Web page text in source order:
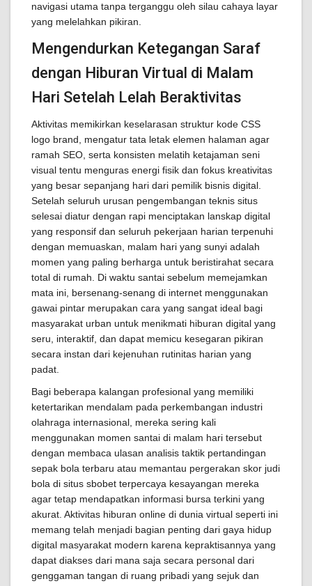
navigasi utama tanpa terganggu oleh silau cahaya layar
yang melelahkan pikiran.
Mengendurkan Ketegangan Saraf
dengan Hiburan Virtual di Malam
Hari Setelah Lelah Beraktivitas
Aktivitas memikirkan keselarasan struktur kode CSS
logo brand, mengatur tata letak elemen halaman agar
ramah SEO, serta konsisten melatih ketajaman seni
visual tentu menguras energi fisik dan fokus kreativitas
yang besar sepanjang hari dari pemilik bisnis digital.
Setelah seluruh urusan pengembangan teknis situs
selesai diatur dengan rapi menciptakan lanskap digital
yang responsif dan seluruh pekerjaan harian terpenuhi
dengan memuaskan, malam hari yang sunyi adalah
momen yang paling berharga untuk beristirahat secara
total di rumah. Di waktu santai sebelum memejamkan
mata ini, bersenang-senang di internet menggunakan
gawai pintar merupakan cara yang sangat ideal bagi
masyarakat urban untuk menikmati hiburan digital yang
seru, interaktif, dan dapat memicu kesegaran pikiran
secara instan dari kejenuhan rutinitas harian yang
padat.
Bagi beberapa kalangan profesional yang memiliki
ketertarikan mendalam pada perkembangan industri
olahraga internasional, mereka sering kali
menggunakan momen santai di malam hari tersebut
dengan membaca ulasan analisis taktik pertandingan
sepak bola terbaru atau memantau pergerakan skor judi
bola di situs sbobet terpercaya kesayangan mereka
agar tetap mendapatkan informasi bursa terkini yang
akurat. Aktivitas hiburan online di dunia virtual seperti ini
memang telah menjadi bagian penting dari gaya hidup
digital masyarakat modern karena kepraktisannya yang
dapat diakses dari mana saja secara personal dari
genggaman tangan di ruang pribadi yang sejuk dan